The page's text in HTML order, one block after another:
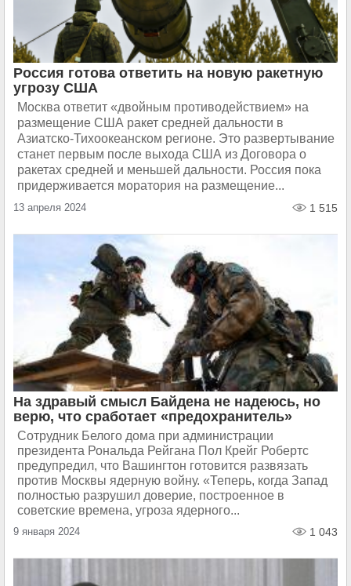
Россия готова ответить на новую ракетную
угрозу США
Москва ответит «двойным противодействием» на
размещение США ракет средней дальности в
Азиатско-Тихоокеанском регионе. Это развертывание
станет первым после выхода США из Договора о
ракетах средней и меньшей дальности. Россия пока
придерживается моратория на размещение...
13 апреля 2024 1 515
На здравый смысл Байдена не надеюсь, но
верю, что сработает «предохранитель»
Сотрудник Белого дома при администрации
президента Рональда Рейгана Пол Крейг Робертс
предупредил, что Вашингтон готовится развязать
против Москвы ядерную войну. «Теперь, когда Запад
полностью разрушил доверие, построенное в
советские времена, угроза ядерного...
9 января 2024 1 043